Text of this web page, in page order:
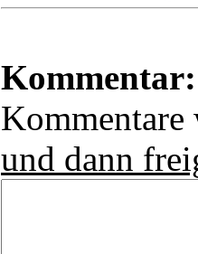
Kommentar:
und dann